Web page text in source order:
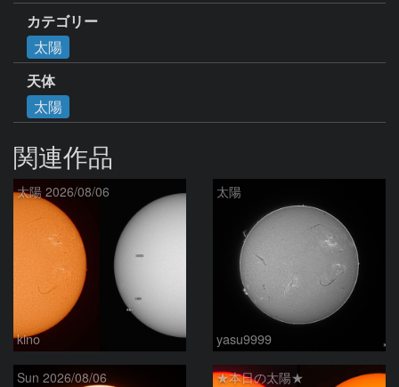
カテゴリー
太陽
天体
太陽
関連作品
太陽 2026/08/06
kino
太陽
yasu9999
Sun 2026/08/06 ★本日の太陽★